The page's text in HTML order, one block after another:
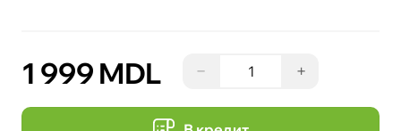
1 999 MDL − +